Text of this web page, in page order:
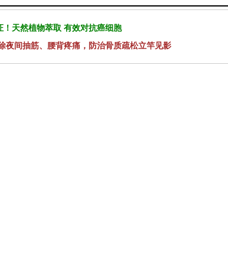
天然植物萃取 有效对抗癌细胞
夜间抽筋、腰背疼痛，防治骨质疏松立竿见影